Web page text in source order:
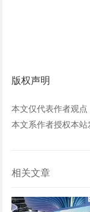
版权声明
本文仅代表作者观点
本文系作者授权本站
相关文章